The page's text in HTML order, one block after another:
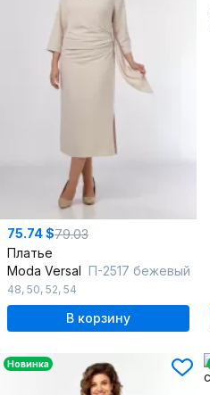
75.74 $79.03
Платье
Moda Versal П-2517 бежевый
48, 50, 52, 54
В корзину
Новинка